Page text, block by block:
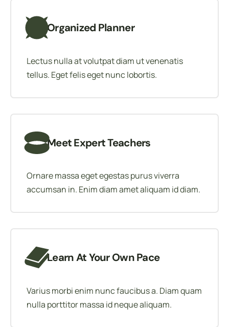
Organized Planner
Lectus nulla at volutpat diam ut venenatis
tellus. Eget felis eget nunc lobortis.
Meet Expert Teachers
Ornare massa eget egestas purus viverra
accumsan in. Enim diam amet aliquam id diam.
Learn At Your Own Pace
Varius morbi enim nunc faucibus a. Diam quam
nulla porttitor massa id neque aliquam.